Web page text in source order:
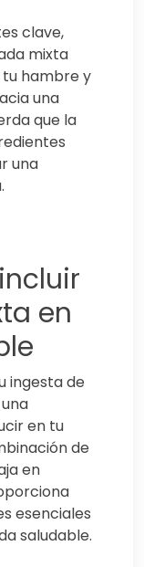
clave,
mixta
hambre y
una
que la
una
en
ingesta de
en tu
de
en
esenciales
saludable.